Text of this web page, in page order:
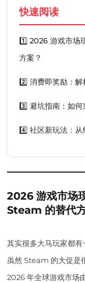
快速阅读
1️⃣ 2026 游戏市场
方案？
2️⃣ 消费即奖励：
3️⃣ 避坑指南：如何
4️⃣ 社区新玩法：
2026 游戏市场
Steam 的替代
其实很多大马玩家都
虽然 Steam 的大促是
2026 年全球游戏市场